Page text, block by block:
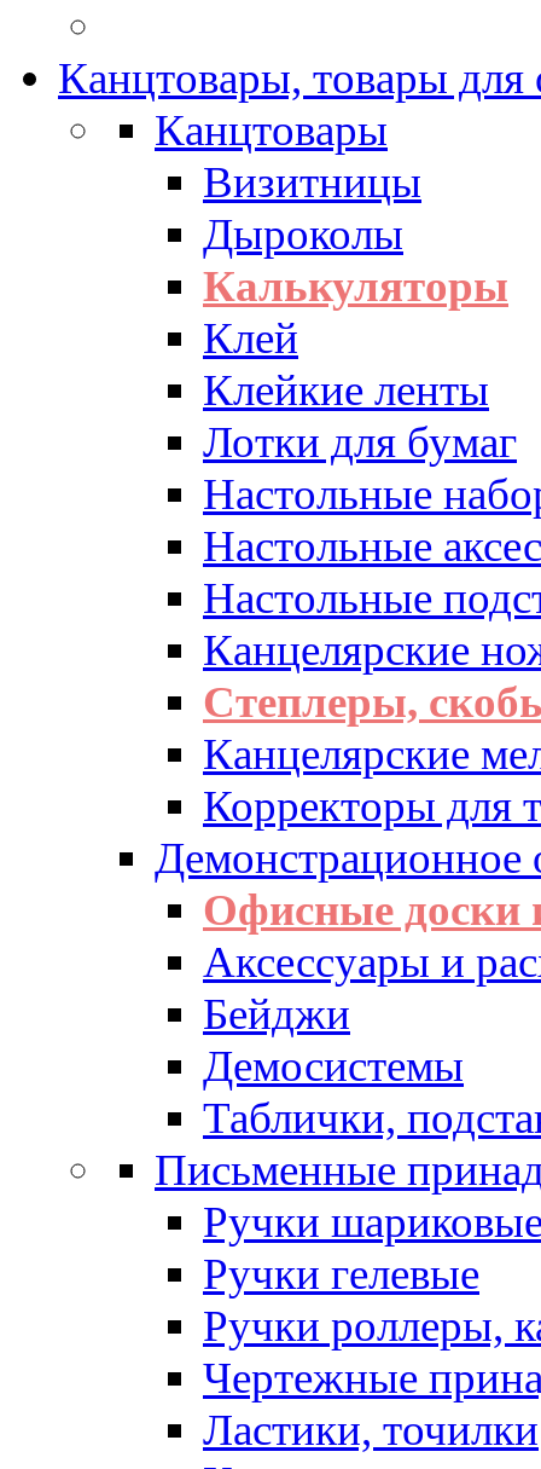
Канцтовары, товары для
Канцтовары
Визитницы
Дыроколы
Калькуляторы
Клей
Клейкие ленты
Лотки для бумаг
Настольные
Настольные
Настольные
Канцелярские
Степлеры,
Канцелярские
Корректоры для
Демонстрационное
Офисные доски
Аксессуары и
Бейджи
Демосистемы
Таблички,
Письменные
Ручки
Ручки гелевые
Ручки роллеры,
Чертежные
Ластики, точилки